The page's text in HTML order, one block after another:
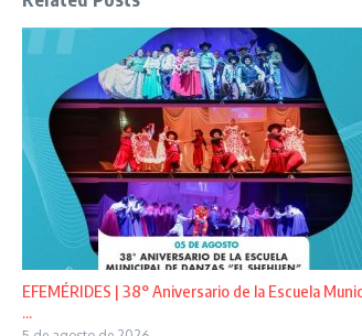
EFEMÉRIDES | 38° Aniversario de la Escuela
...